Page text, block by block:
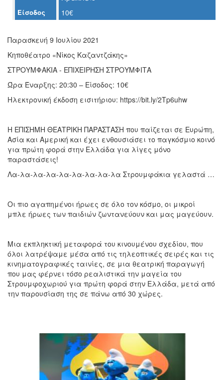
ΠΟΛΙΤΙΣΜΟΣ
Είσοδος 10€
Παρασκευή 9 Ιουλίου 2021
Κηποθέατρο «Νίκος Καζαντζάκης»
ΣΤΡΟΥΜΦΑΚΙΑ - ΕΠΙΧΕΙΡΗΣΗ ΣΤΡΟΥΜΦΙΤΑ
Ώρα Έναρξης: 20:30 – Είσοδος: 10€
Ηλεκτρονική έκδοση εισιτήριου: https://bit.ly/2Tp6uhw
Η ΕΠΙΣΗΜΗ ΘΕΑΤΡΙΚΗ ΠΑΡΑΣΤΑΣΗ που παίζεται σε Ευρώπη,
Ασία και Αμερική και έχει ενθουσιάσει το παγκόσμιο κοινό
για πρώτη φορά στην Ελλάδα για λίγες μόνο
παραστάσεις!
Λα-λα-λα-λα-λα-λα-λα-λα-λα Στρουμφάκια γελαστά …
Οι πιο αγαπημένοι ήρωες σε όλο τον κόσμο, οι μικροί
μπλε ήρωες των παιδιών ζωντανεύουν και μας μαγεύουν.
Μια εκπληκτική μεταφορά του κινουμένου σχεδίου, που
όλοι λατρέψαμε μέσα από τις τηλεοπτικές σειρές και τις
κινηματογραφικές ταινίες, σε μια θεατρική παραγωγή
που μας φέρνει τόσο ρεαλιστικά την μαγεία του
Στρουμφοχωριού για πρώτη φορά στην Ελλάδα, μετά από
την παρουσίαση της σε πάνω από 30 χώρες.